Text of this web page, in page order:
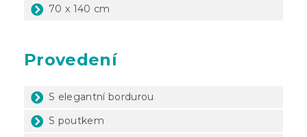
70 x 140 cm
Provedení
S elegantní bordurou
S poutkem